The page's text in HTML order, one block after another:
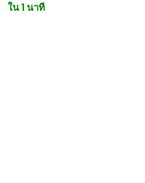
ใน 1 นาที